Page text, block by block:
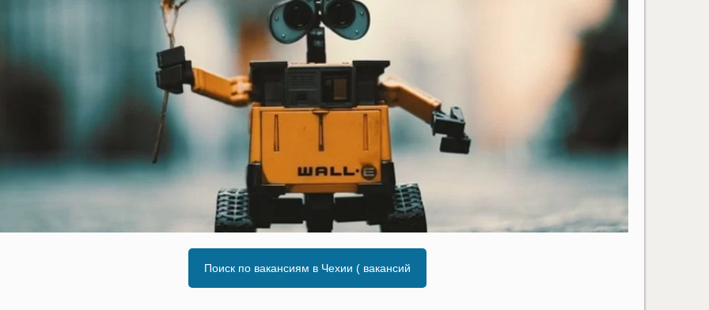
Поиск по вакансиям в Чехии ( вакансий